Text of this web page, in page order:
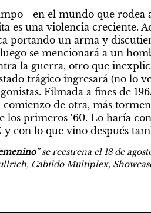
–en el mundo que
es una violencia creciente.
portando un arma y
se mencionará a un
la guerra, otro que
trágico ingresará (no lo
Filmada a fines de
de otra, más
los primeros ‘60. Lo haría
y con lo que vino después
” se reestrena el 18 de
Cabildo Multiplex,